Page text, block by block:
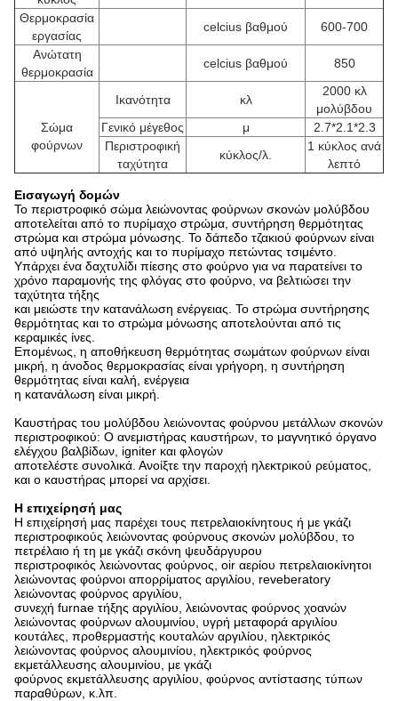
Θερμοκρασία
εργασίας
celcius βαθμού
600-700
Ανώτατη
θερμοκρασία
celcius βαθμού 850
Σώμα
φούρνων
Ικανότητα κλ
2000 κλ
μολύβδου
Γενικό μέγεθος
μ
2.7*2.1*2.3
Περιστροφική
ταχύτητα
κύκλος/λ.
1 κύκλος ανά
λεπτό
Εισαγωγή δομών
Το περιστροφικό σώμα λειώνοντας φούρνων σκονών μολύβδου
αποτελείται από το πυρίμαχο στρώμα, συντήρηση θερμότητας
στρώμα και στρώμα μόνωσης. Το δάπεδο τζακιού φούρνων είναι
από υψηλής αντοχής και το πυρίμαχο πετώντας τσιμέντο.
Υπάρχει ένα δαχτυλίδι πίεσης στο φούρνο για να παρατείνει το
χρόνο παραμονής της φλόγας στο φούρνο, να βελτιώσει την
ταχύτητα τήξης
και μειώστε την κατανάλωση ενέργειας. Το στρώμα συντήρησης
θερμότητας και το στρώμα μόνωσης αποτελούνται από τις
κεραμικές ίνες.
Επομένως, η αποθήκευση θερμότητας σωμάτων φούρνων είναι
μικρή, η άνοδος θερμοκρασίας είναι γρήγορη, η συντήρηση
θερμότητας είναι καλή, ενέργεια
η κατανάλωση είναι μικρή.
Καυστήρας του μολύβδου λειώνοντας φούρνου μετάλλων σκονών
περιστροφικού: Ο ανεμιστήρας καυστήρων, το μαγνητικό όργανο
ελέγχου βαλβίδων, igniter και φλογών
αποτελέστε συνολικά. Ανοίξτε την παροχή ηλεκτρικού ρεύματος,
και ο καυστήρας μπορεί να αρχίσει.
Η επιχείρησή μας
Η επιχείρησή μας παρέχει τους πετρελαιοκίνητους ή με γκάζι
περιστροφικούς λειώνοντας φούρνους σκονών μολύβδου, το
πετρέλαιο ή τη με γκάζι σκόνη ψευδάργυρου
περιστροφικός λειώνοντας φούρνος, oir αερίου πετρελαιοκίνητοι
λειώνοντας φούρνοι απορρίματος αργιλίου, reveberatory
λειώνοντας φούρνος αργιλίου,
συνεχή furnae τήξης αργιλίου, λειώνοντας φούρνος χοανών
λειώνοντας φούρνων αλουμινίου, υγρή μεταφορά αργιλίου
κουτάλες, προθερμαστής κουταλών αργιλίου, ηλεκτρικός
λειώνοντας φούρνος αλουμινίου, ηλεκτρικός φούρνος
εκμετάλλευσης αλουμινίου, με γκάζι
φούρνος εκμετάλλευσης αργιλίου, φούρνος αντίστασης τύπων
παραθύρων, κ.λπ.